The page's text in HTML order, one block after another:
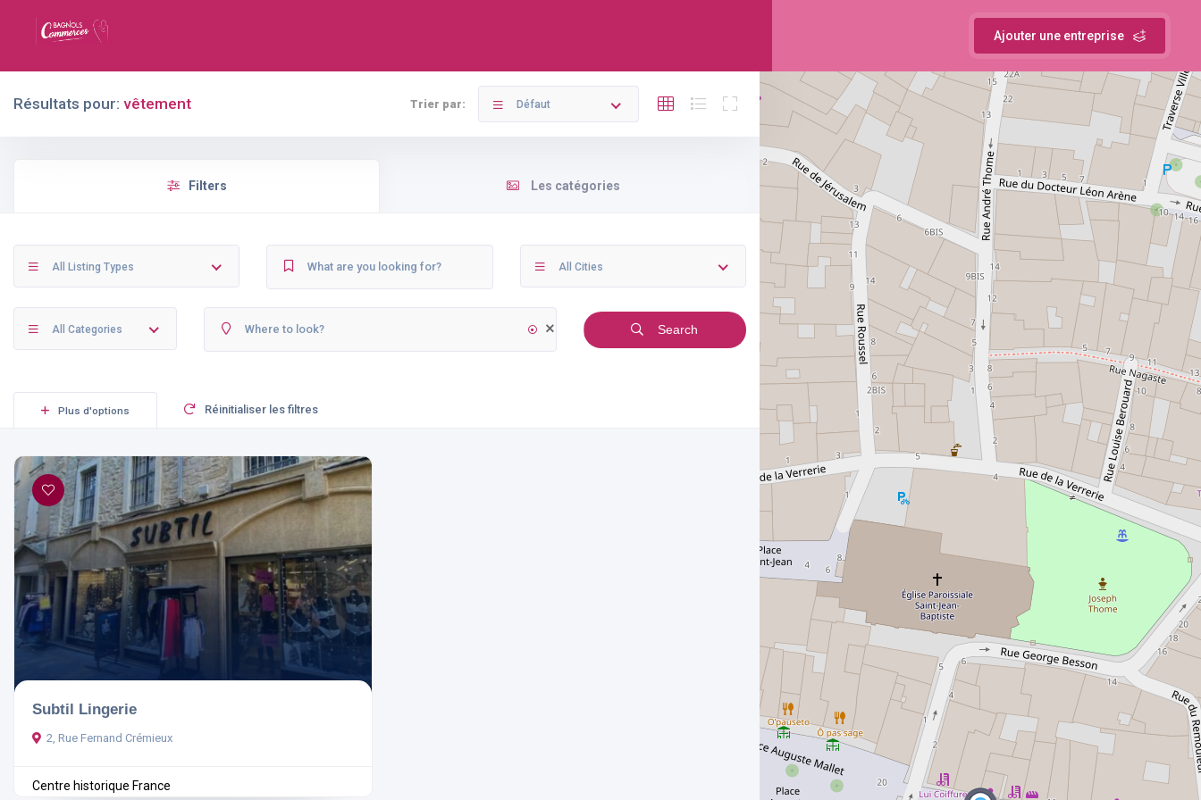
Ajouter une entreprise
Résultats pour: vêtement Trier par: Défaut
Filters Les catégories
All Listing Types All Cities
All Categories Search
Plus d'options Réinitialiser les filtres
Subtil Lingerie
2, Rue Fernand Crémieux
Centre historique France